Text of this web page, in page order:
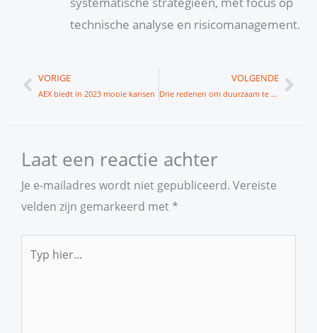
technische analyse en risicomanagement.
Vorige
VORIGE
AEX biedt in 2023 mooie kansen
VOLGENDE
Drie redenen om duurzaam te investeren
Laat een reactie achter
Je e-mailadres wordt niet gepubliceerd. Vereiste
velden zijn gemarkeerd met *
hier...